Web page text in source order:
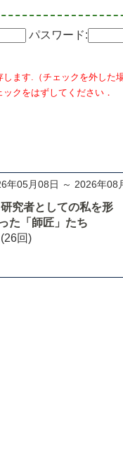
パスワード:
ます.（チェックを外した
クをはずしてください．
年05月08日 ～ 2026年08
研究者としての私を形
た「師匠」たち
(26回)